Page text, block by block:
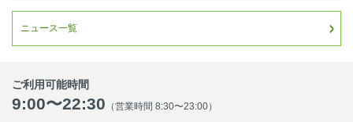
ニュース一覧
ご利用可能時間
9:00〜22:30 （営業時間 8:30〜23:00）